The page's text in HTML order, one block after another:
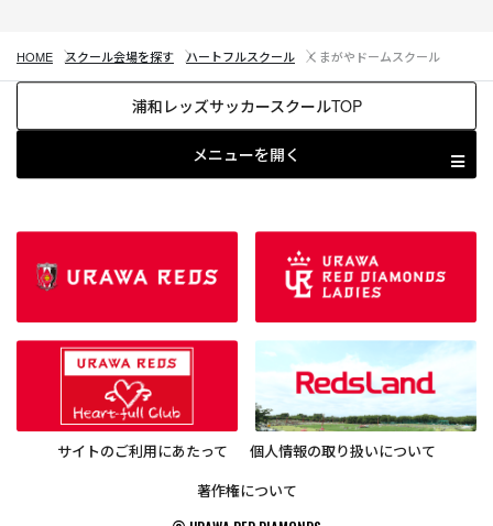
HOME スクール会場を探す ハートフルスクール くまがやドームスクール
浦和レッズサッカースクールTOP
メニューを開く
サイトのご利用にあたって
個人情報の取り扱いについて
著作権について